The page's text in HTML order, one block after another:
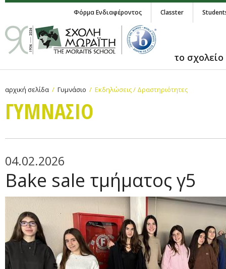
Φόρμα Ενδιαφέροντος Classter
το σχολείο
αρχική σελίδα Γυμνάσιο Εκδηλώσεις / Δραστηριότητες
ΓΥΜΝAΣΙΟ
04.02.2026
Bake sale τμήματος γ5